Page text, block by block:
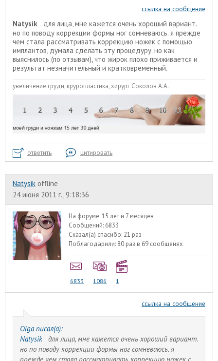
ссылка на сообщение
Natysik
для лица, мне кажется очень хороший вариант.
но по поводу коррекции формы ног сомневаюсь. я прежде
чем стала рассматривать коррекцию ножек с помощью
имплантов, думала сделать эту процедуру. но как
выяснилось (по отзывам), что жирок плохо приживается и
результат незначительный и кратковременный.
увеличение груди, круропластика, хирург Соколов А.А.
ответить цитировать
Natysik offline
24 июня 2011 г., 9:18:36
На форуме:15 лет и 7 месяцев
Сообщений: 6833
Сказал(а) спасибо: 21 раз
Поблагодарили: 80 раз в 69 сообщенях
6833 1086 1
ссылка на сообщение
Olga писал(а):
Natysik
для лица, мне кажется очень хороший вариант.
но по поводу коррекции формы ног сомневаюсь. я
прежде чем стала рассматривать коррекцию ножек с